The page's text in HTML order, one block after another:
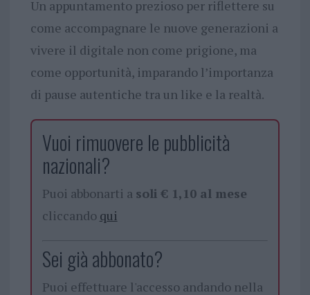
Un appuntamento prezioso per riflettere su
come accompagnare le nuove generazioni a
vivere il digitale non come prigione, ma
come opportunità, imparando l’importanza
di pause autentiche tra un like e la realtà.
Vuoi rimuovere le pubblicità
nazionali?
Puoi abbonarti a soli € 1,10 al mese
cliccando qui
Sei già abbonato?
Puoi effettuare l'accesso andando nella